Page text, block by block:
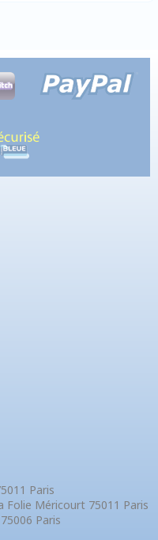
Paris
Folie Méricourt 75011 Paris
Paris